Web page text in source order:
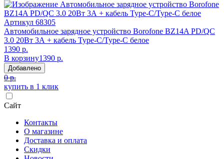
Артикул 68305
Автомобильное зарядное устройство Borofone BZ14A PD/QC
3.0 20Вт 3А + кабель Type-C/Type-C белое
1390 р.
В корзину1390 р.
Добавлено
0 р.
купить в 1 клик
Сайт
Контакты
О магазине
Доставка и оплата
Скидки